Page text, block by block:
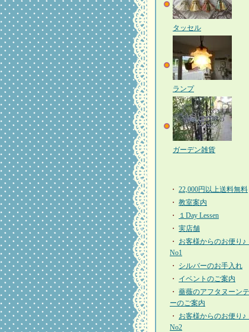
タッセル
ランプ
ガーデン雑貨
・ 22,000円以上送料無料
・ 教室案内
・
１Day Lessen
・ 実店舗
・ お客様からのお便り♪
No1
・ シルバーのお手入れ
・ イベントのご案内
・ 薔薇のアフタヌーン
ーのご案内
・ お客様からのお便り♪
No2